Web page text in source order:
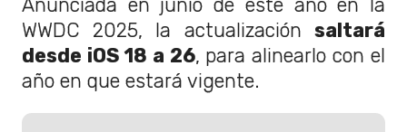
Anunciada en junio de este año en la
WWDC 2025, la actualización saltará
desde iOS 18 a 26, para alinearlo con el
año en que estará vigente.